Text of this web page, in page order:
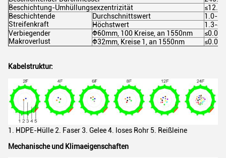
Beschichtung-Umhüllungsexzentrizität
Beschichtende
Streifenkraft
Durchschnittswert
1.0-
Höchstwert
1.3-
Verbiegender
Makroverlust
Ф60mm, 100 Kreise, an 1550nm
Ф32mm, Kreise 1, an 1550nm
Kabelstruktur:
1. HDPE-Hülle 2. Faser 3. Gelee 4. loses Rohr 5. Reißleine
Mechanische und Klimaeigenschaften